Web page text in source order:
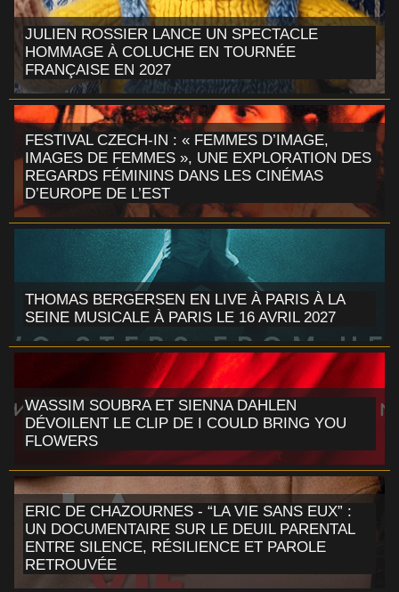
JULIEN ROSSIER LANCE UN SPECTACLE
HOMMAGE À COLUCHE EN TOURNÉE
FRANÇAISE EN 2027
FESTIVAL CZECH-IN : « FEMMES D’IMAGE,
IMAGES DE FEMMES », UNE EXPLORATION DES
REGARDS FÉMININS DANS LES CINÉMAS
D’EUROPE DE L’EST
THOMAS BERGERSEN EN LIVE À PARIS À LA
SEINE MUSICALE À PARIS LE 16 AVRIL 2027
WASSIM SOUBRA ET SIENNA DAHLEN
DÉVOILENT LE CLIP DE I COULD BRING YOU
FLOWERS
ERIC DE CHAZOURNES - “LA VIE SANS EUX” :
UN DOCUMENTAIRE SUR LE DEUIL PARENTAL
ENTRE SILENCE, RÉSILIENCE ET PAROLE
RETROUVÉE